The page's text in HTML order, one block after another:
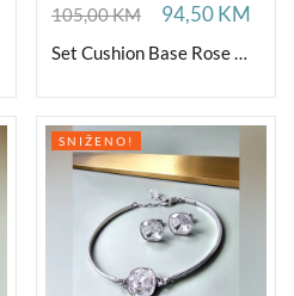
105,00KM 94,50KM
Set Cushion Base Rose Opal Ag
SNIŽENO!